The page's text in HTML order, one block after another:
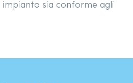
impianto sia conforme agli